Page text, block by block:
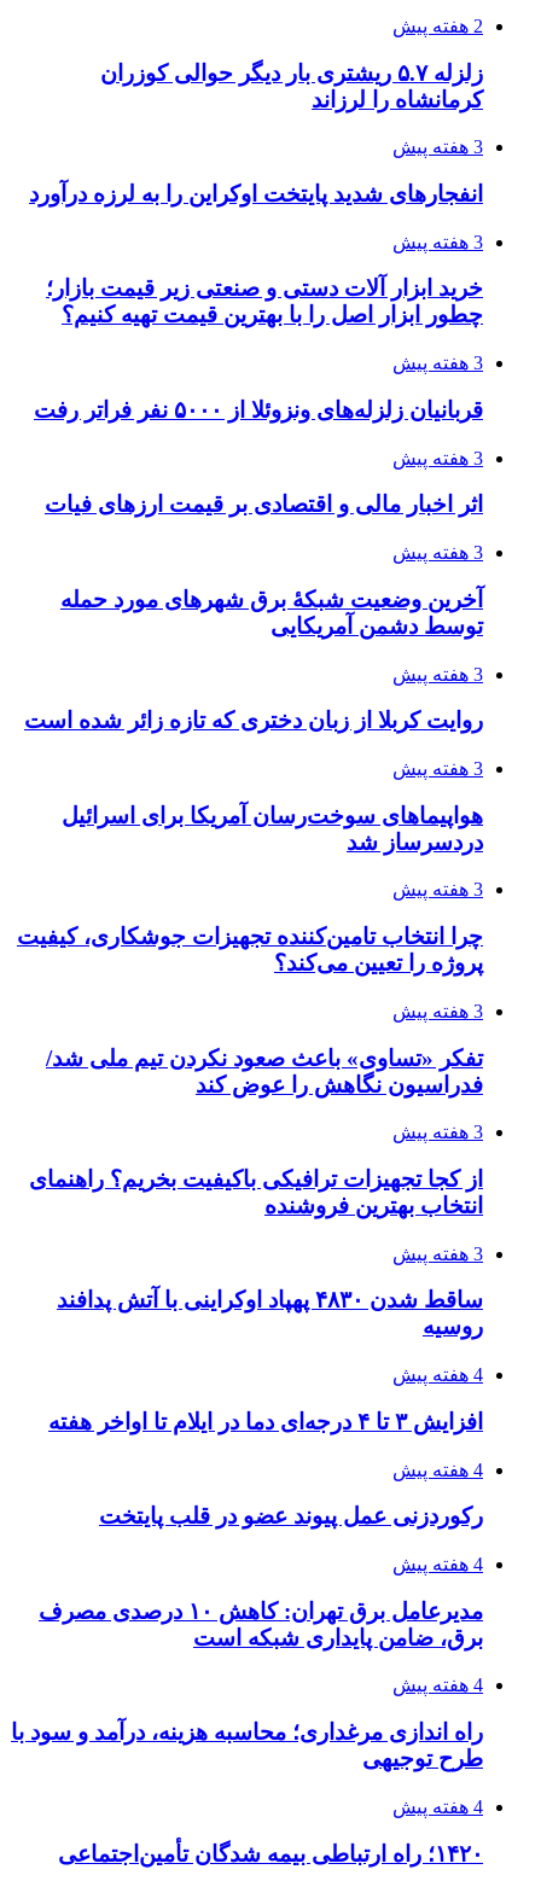
دردسرساز شد
پروژه را تعیین می‌کند؟
3 هفته پیش
تفکر «تساوی» باعث صعود نکردن تیم ملی شد/
فدراسیون نگاهش را عوض کند
3 هفته پیش
از کجا تجهیزات ترافیکی باکیفیت بخریم؟ راهنمای
3 هفته پیش
روسیه
4 هفته پیش
راه اندازی مرغداری؛ محاسبه هزینه، درآمد و سود با
۱۴۲۰؛ راه ارتباطی بیمه شدگان تأمین‌اجتماعی
4 هفته پیش
احتمال بازگشت نرخ حمل دریایی به قبل از جنگ
طی ۲ تا ۳ ماه آینده
۱۴۰۵/۰۴/۱۵
شکست شاگردان قهرمانی مقابل چین تایپه/ تلاش
برای عنوان یازدهمی
۱۴۰۵/۰۴/۱۵
فروشگاه کتاب DMDBook | خرید کتاب فانتزی،
۱۴۰۵/۰۴/۱۴
دقیق‌ترین ابزارها را آنلاین بخریم؟
۱۴۰۵/۰۴/۱۴
۱۴۰۵/۰۴/۱۳
دندانپزشکی تحت بیهوشی در شرق تهران
پیوندها
خرید بهترین قهوه | خرید قهوه | قهوه گرنیکا کافی